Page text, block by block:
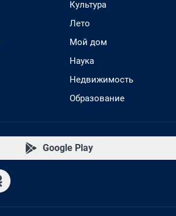
Культура
Лето
Мой дом
Наука
Недвижимость
Образование
Google Play